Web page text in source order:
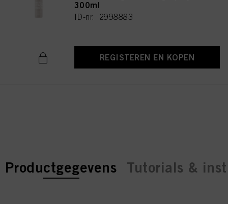
300ml
ID-nr. 2998883
REGISTEREN EN KOPEN
current tab:
current tab:
Productgegevens Tutorials &